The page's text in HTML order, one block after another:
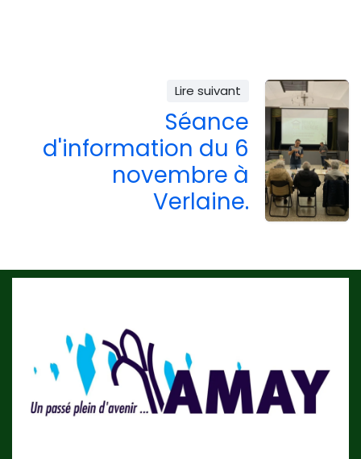
Lire suivant
Séance
d'information du 6
novembre à
Verlaine.